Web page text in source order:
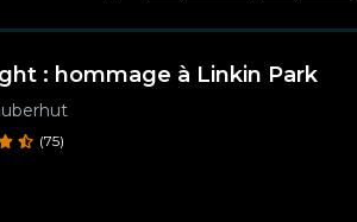
: hommage à Linkin Park
(75)